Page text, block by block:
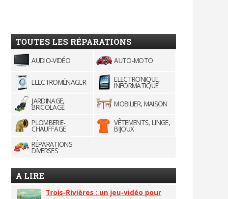
TOUTES LES RÉPARATIONS
AUDIO-VIDÉO AUTO-MOTO
ELECTROMÉNAGER ELECTRONIQUE,
INFORMATIQUE
JARDINAGE,
BRICOLAGE
MOBILIER, MAISON
PLOMBERIE-
CHAUFFAGE
VÊTEMENTS, LINGE,
BIJOUX
RÉPARATIONS
DIVERSES
A LIRE
Trois-Rivières : un jeu-vidéo pour